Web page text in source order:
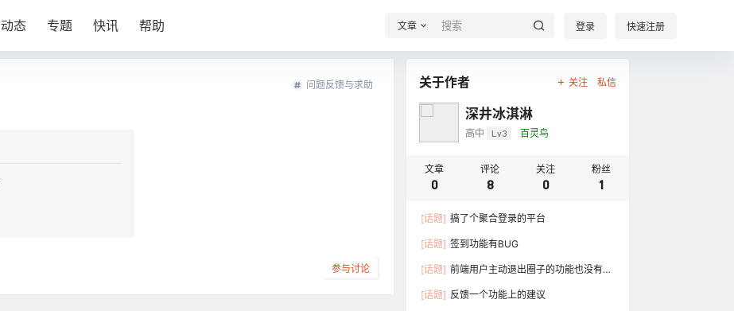
动态 专题 快讯 帮助 文章 登录 快速注册
问题反馈与求助
参与讨论
关于作者 关注 私信
深井冰淇淋
高中 Lv3 百灵鸟
文章
0
评论
8
关注
0
粉丝
1
[话题] 搞了个聚合登录的平台
[话题] 签到功能有BUG
[话题] 前端用户主动退出圈子的功能也没有，
连签两天了却显示只连签了一 ……
[话题] 反馈一个功能上的建议